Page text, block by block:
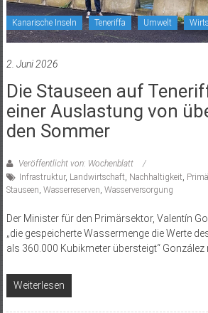
Kanarische Inseln Teneriffa Umwelt
2. Juni 2026
Die Stauseen auf
einer Auslastung von
den Sommer
Veröffentlicht von: Wochenblatt
Infrastruktur, Landwirtschaft, Nachhaltigkeit,
Stauseen, Wasserreserven, Wasserversorgung
Der Minister für den Primärsektor, Valentín
„die gespeicherte Wassermenge die Werte
als 360.000 Kubikmeter übersteigt“ González
Weiterlesen